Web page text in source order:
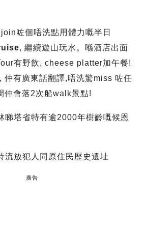
咗個唔洗點用體力嘅半日
, 繼續遊山玩水。喺酒店出面
有野飲, cheese platter加午餐!
仲有廣東話翻譯,唔洗驚miss 咗任
仲會落2次船walk景點!
睇塔省特有逾2000年樹齡嘅候恩
流放犯人同原住民歷史遺址
廣告